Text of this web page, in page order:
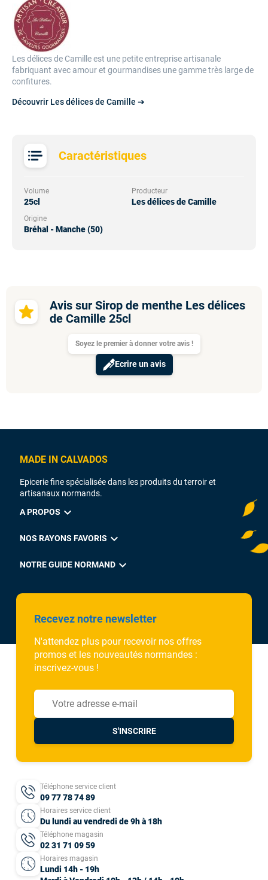
Caractéristiques
Volume
25cl
Producteur
Les délices de Camille
Origine
Bréhal - Manche (50)
Les délices de Camille est une petite entreprise artisanale
fabriquant avec amour et gourmandises une gamme très large de
confitures.
Découvrir Les délices de Camille ➔
Avis sur Sirop de menthe Les délices
de Camille 25cl
Soyez le premier à donner votre avis !
Ecrire un avis
MADE IN CALVADOS
Epicerie fine spécialisée dans les produits du terroir et
artisanaux normands.
A PROPOS expand_more
NOS RAYONS FAVORIS expand_more
NOTRE GUIDE NORMAND expand_more
Recevez notre newsletter
N'attendez plus pour recevoir nos offres
promos et les nouveautés normandes :
inscrivez-vous !
S'INSCRIRE
Téléphone service client
09 77 78 74 89
Horaires service client
Du lundi au vendredi de 9h à 18h
Téléphone magasin
02 31 71 09 59
Horaires magasin
Lundi 14h - 19h